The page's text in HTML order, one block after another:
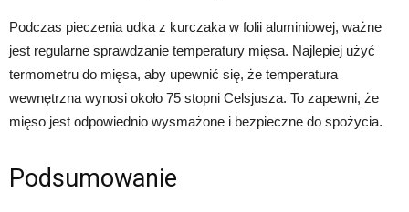
Podczas pieczenia udka z kurczaka w folii aluminiowej, ważne
jest regularne sprawdzanie temperatury mięsa. Najlepiej użyć
termometru do mięsa, aby upewnić się, że temperatura
wewnętrzna wynosi około 75 stopni Celsjusza. To zapewni, że
mięso jest odpowiednio wysmażone i bezpieczne do spożycia.
Podsumowanie